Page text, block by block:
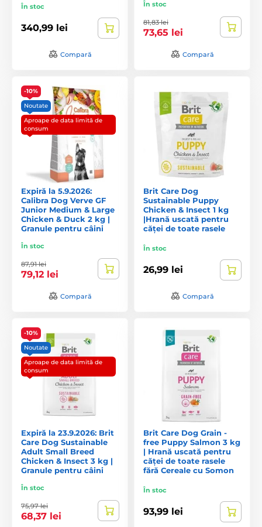
În stoc
340,99 lei
Compară
În stoc
81,83 lei
73,65 lei
Compară
-10%
Noutate
Aproape de data limită de
consum
Expiră la 5.9.2026:
Calibra Dog Verve GF
Junior Medium & Large
Chicken & Duck 2 kg |
Granule pentru câini
În stoc
87,91 lei
79,12 lei
Compară
Brit Care Dog
Sustainable Puppy
Chicken & Insect 1 kg
|Hrană uscată pentru
căței de toate rasele
În stoc
26,99 lei
Compară
-10%
Noutate
Aproape de data limită de
consum
Expiră la 23.9.2026: Brit
Care Dog Sustainable
Adult Small Breed
Chicken & Insect 3 kg |
Granule pentru câini
În stoc
75,97 lei
68,37 lei
Brit Care Dog Grain -
free Puppy Salmon 3 kg
| Hrană uscată pentru
căței de toate rasele
fără Cereale cu Somon
În stoc
93,99 lei